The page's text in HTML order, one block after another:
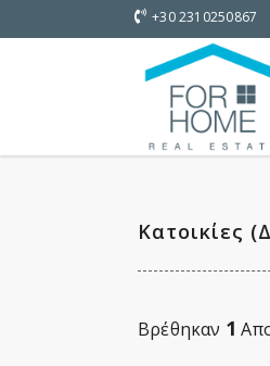
+30 2310250867
Κατοικίες
Βρέθηκαν 1